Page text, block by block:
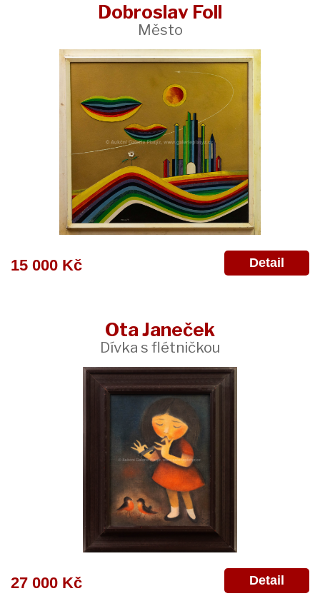
Dobroslav Foll
Město
15 000 Kč Detail
Ota Janeček
Dívka s flétničkou
27 000 Kč Detail